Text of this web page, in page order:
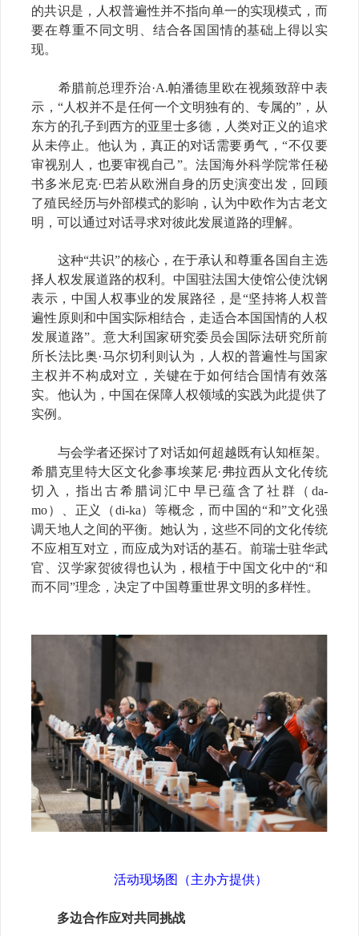
的共识是，人权普遍性并不指向单一的实现模式，而
要在尊重不同文明、结合各国国情的基础上得以实
现。
希腊前总理乔治·A.帕潘德里欧在视频致辞中表
示，“人权并不是任何一个文明独有的、专属的”，从
东方的孔子到西方的亚里士多德，人类对正义的追求
从未停止。他认为，真正的对话需要勇气，“不仅要
审视别人，也要审视自己”。法国海外科学院常任秘
书多米尼克·巴若从欧洲自身的历史演变出发，回顾
了殖民经历与外部模式的影响，认为中欧作为古老文
明，可以通过对话寻求对彼此发展道路的理解。
这种“共识”的核心，在于承认和尊重各国自主选
择人权发展道路的权利。 中国驻法国大使馆公使沈钢
表示，中国人权事业的发展路径，是“坚持将人权普
遍性原则和中国实际相结合，走适合本国国情的人权
发展道路”。意大利国家研究委员会 国际法研究所前
所长法比奥·马尔切利则认为，人权的普遍性与国家
主权并不构成对立，关键在于如何结合国情有效落
实。他认为，中国在保障人权领域的实践为此提供了
实例。
与会学者还探讨了对话如何超越既有认知框架。
希腊克里特大区文化参事埃莱尼·弗拉西从文化传统
切入，指出古希腊词汇中早已蕴含了社群（da-
mo）、正义（di-ka）等概念，而中国的“和”文化强
调天地人之间的平衡。她认为，这些不同的文化传统
不应相互对立，而应成为对话的基石。前瑞士驻华武
官、汉学家贺彼得也认为，根植于中国文化中的“和
而不同”理念，决定了中国尊重世界文明的多样性。
活动现场图（主办方提供）
多边合作应对共同挑战